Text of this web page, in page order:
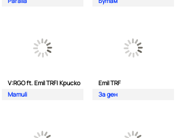
V:RGO ft. Emil TRF| Криско
Mamuli
Emil TRF
За ден